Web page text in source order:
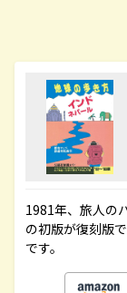
1981年、旅人の
の初版が復刻版
です。